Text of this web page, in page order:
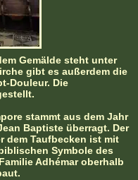
Gemälde steht unter
gibt es außerdem die
Douleur. Die
stammt aus dem Jahr
Baptiste überragt. Der
dem Taufbecken ist mit
Symbole des
Adhémar oberhalb